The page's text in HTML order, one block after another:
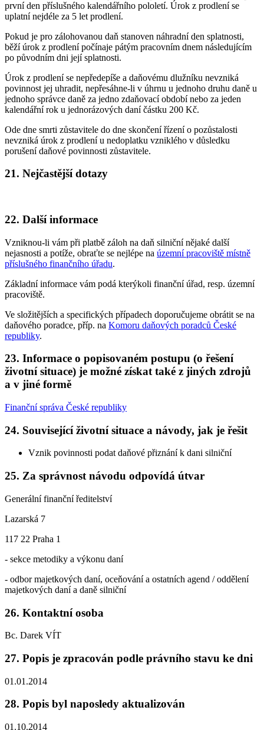
první den příslušného kalendářního pololetí. Úrok z prodlení se
uplatní nejdéle za 5 let prodlení.
Pokud je pro zálohovanou daň stanoven náhradní den splatnosti,
běží úrok z prodlení počínaje pátým pracovním dnem následujícím
po původním dni její splatnosti.
Úrok z prodlení se nepředepíše a daňovému dlužníku nevzniká
povinnost jej uhradit, nepřesáhne-li v úhrnu u jednoho druhu daně u
jednoho správce daně za jedno zdaňovací období nebo za jeden
kalendářní rok u jednorázových daní částku 200 Kč.
Ode dne smrti zůstavitele do dne skončení řízení o pozůstalosti
nevzniká úrok z prodlení u nedoplatku vzniklého v důsledku
porušení daňové povinnosti zůstavitele.
21. Nejčastější dotazy
22. Další informace
Vzniknou-li vám při platbě záloh na daň silniční nějaké další
nejasnosti a potíže, obraťte se nejlépe na územní pracoviště místně
příslušného finančního úřadu.
Základní informace vám podá kterýkoli finanční úřad, resp. územní
pracoviště.
Ve složitějších a specifických případech doporučujeme obrátit se na
daňového poradce, příp. na Komoru daňových poradců České
republiky.
23. Informace o popisovaném postupu (o řešení
životní situace) je možné získat také z jiných zdrojů
a v jiné formě
Finanční správa České republiky
24. Související životní situace a návody, jak je řešit
Vznik povinnosti podat daňové přiznání k dani silniční
25. Za správnost návodu odpovídá útvar
Generální finanční ředitelství
Lazarská 7
117 22 Praha 1
- sekce metodiky a výkonu daní
- odbor majetkových daní, oceňování a ostatních agend / oddělení
majetkových daní a daně silniční
26. Kontaktní osoba
Bc. Darek VÍT
27. Popis je zpracován podle právního stavu ke dni
01.01.2014
28. Popis byl naposledy aktualizován
01.10.2014